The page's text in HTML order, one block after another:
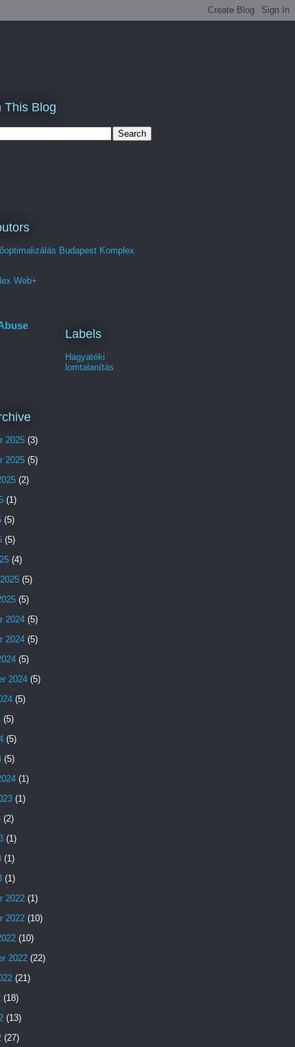
This Blog
Budapest Komplex
Web+
Labels
Hagyatéki
lomtalanítás
2025 (3)
2025 (5)
(2)
(1)
(5)
(5)
(4)
(5)
(5)
2024 (5)
2024 (5)
(5)
2024 (5)
(5)
(5)
(5)
(5)
(1)
(1)
(2)
(1)
(1)
(1)
2022 (1)
2022 (10)
(10)
2022 (22)
(21)
(18)
(13)
(27)